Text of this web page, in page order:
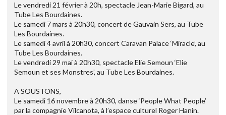
Le vendredi 21 février à 20h, spectacle Jean-Marie Bigard, au
Tube Les Bourdaines.
Le samedi 7 mars à 20h30, concert de Gauvain Sers, au Tube
Les Bourdaines.
Le samedi 4 avril à 20h30, concert Caravan Palace ‘Miracle’, au
Tube Les Bourdaines.
Le vendredi 29 mai à 20h30, spectacle Elie Semoun ‘Elie
Semoun et ses Monstres’, au Tube Les Bourdaines.
A SOUSTONS,
Le samedi 16 novembre à 20h30, danse ‘People What People’
par la compagnie Vilcanota, à l’espace culturel Roger Hanin.